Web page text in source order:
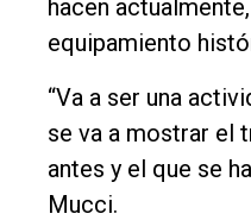
hacen
equipamiento
“Va a ser una
se va a mostrar el
antes y el que se
Mucci.